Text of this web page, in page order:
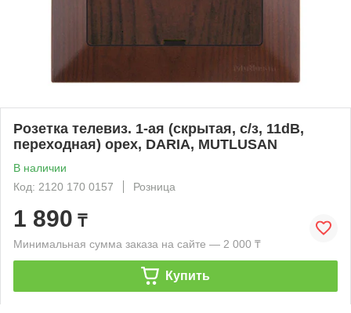
Розетка телевиз. 1-ая (скрытая, с/з, 11dB,
переходная) орех, DARIA, MUTLUSAN
В наличии
Код: 2120 170 0157
Розница
1 890 ₸
Минимальная сумма заказа на сайте — 2 000 ₸
Купить